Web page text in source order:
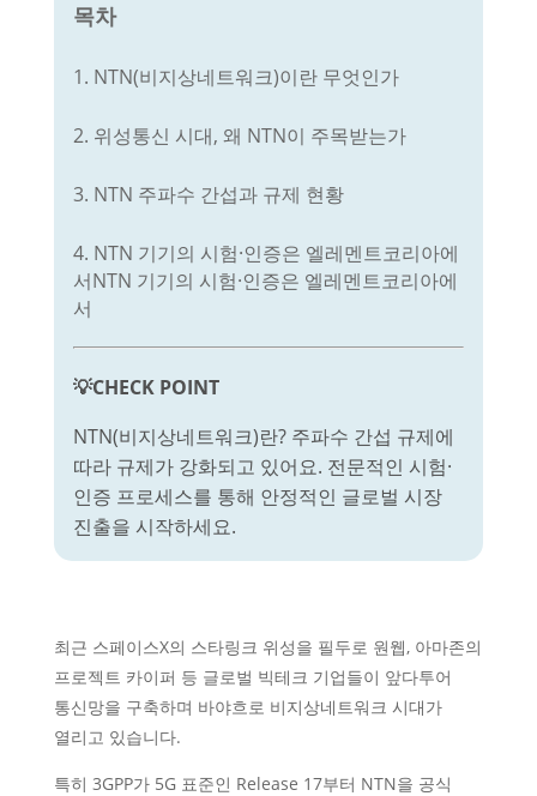
목차
1. NTN(비지상네트워크)이란 무엇인가
2. 위성통신 시대, 왜 NTN이 주목받는가
3. NTN 주파수 간섭과 규제 현황
4. NTN 기기의 시험·인증은 엘레멘트코리아에
서NTN 기기의 시험·인증은 엘레멘트코리아에
서
💡CHECK POINT
NTN(비지상네트워크)란? 주파수 간섭 규제에
따라 규제가 강화되고 있어요. 전문적인 시험·
인증 프로세스를 통해 안정적인 글로벌 시장
진출을 시작하세요.
최근 스페이스X의 스타링크 위성을 필두로 원웹, 아마존의
프로젝트 카이퍼 등 글로벌 빅테크 기업들이 앞다투어
통신망을 구축하며 바야흐로 비지상네트워크 시대가
열리고 있습니다.
특히 3GPP가 5G 표준인 Release 17부터 NTN을 공식